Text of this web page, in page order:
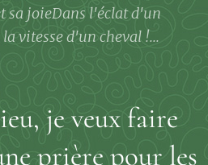
sa joieDans l'éclat d'un
vitesse d'un cheval !...
je veux faire
prière pour les